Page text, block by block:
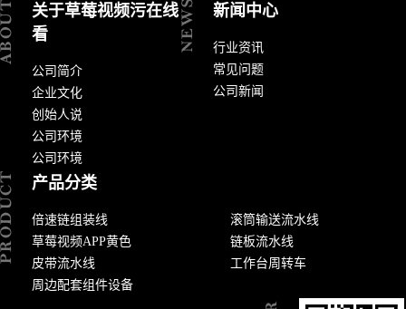
关于草莓视频污在线
看
公司简介
企业文化
创始人说
公司环境
公司环境
新闻中心
行业资讯
常见问题
公司新闻
产品分类
倍速链组装线
滚筒输送流水线
草莓视频APP黄色
链板流水线
皮带流水线
工作台周转车
周边配套组件设备